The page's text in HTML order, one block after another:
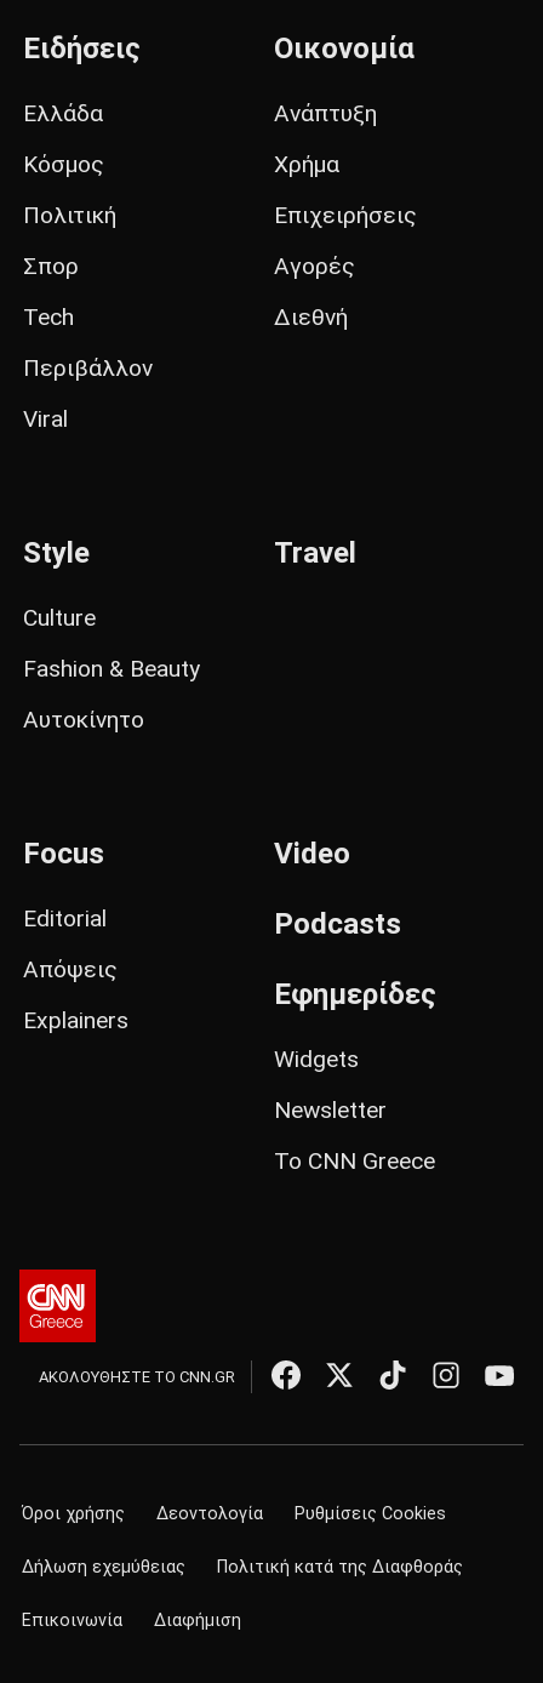
Ειδήσεις
Ελλάδα
Κόσμος
Πολιτική
Σπορ
Tech
Περιβάλλον
Viral
Οικονομία
Ανάπτυξη
Χρήμα
Επιχειρήσεις
Αγορές
Διεθνή
Style
Culture
Fashion & Beauty
Αυτοκίνητο
Travel
Focus
Editorial
Απόψεις
Explainers
Video
Podcasts
Εφημερίδες
Widgets
Newsletter
Το CNN Greece
ΑΚΟΛΟΥΘΗΣΤΕ ΤΟ CNN.GR
Όροι χρήσης Δεοντολογία Ρυθμίσεις Cookies
Δήλωση εχεμύθειας Πολιτική κατά της Διαφθοράς
Επικοινωνία Διαφήμιση